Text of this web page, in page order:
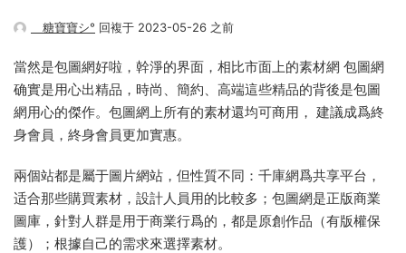
ゞ糖寶寶シ° 回複于 2023-05-26 之前
當然是包圖網好啦，幹淨的界面，相比市面上的素材網 包圖網
确實是用心出精品，時尚、簡約、高端這些精品的背後是包圖
網用心的傑作。包圖網上所有的素材還均可商用， 建議成爲終
身會員，終身會員更加實惠。
兩個站都是屬于圖片網站，但性質不同：千庫網爲共享平台，
适合那些購買素材，設計人員用的比較多；包圖網是正版商業
圖庫，針對人群是用于商業行爲的，都是原創作品（有版權保
護）；根據自己的需求來選擇素材。